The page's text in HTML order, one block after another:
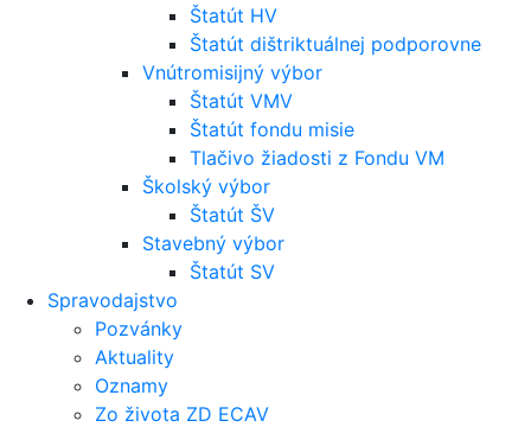
Štatút HV
Štatút dištriktuálnej podporovne
Vnútromisijný výbor
Štatút VMV
Štatút fondu misie
Tlačivo žiadosti z Fondu VM
Školský výbor
Štatút ŠV
Stavebný výbor
Štatút SV
Spravodajstvo
Pozvánky
Aktuality
Oznamy
Zo života ZD ECAV